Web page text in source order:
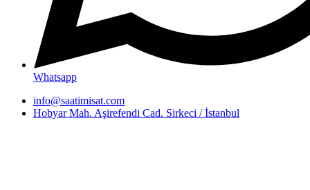
Whatsapp
info@saatimisat.com
Hobyar Mah. Aşirefendi Cad. Sirkeci / İstanbul